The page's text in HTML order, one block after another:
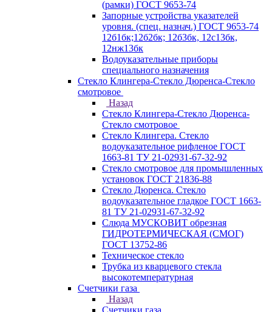
(рамки) ГОСТ 9653-74
Запорные устройства указателей
уровня. (спец. назнач.) ГОСТ 9653-74
12б1бк;12б2бк; 12б3бк, 12с13бк,
12нж13бк
Водоуказательные приборы
специального назначения
Стекло Клингера-Стекло Дюренса-Стекло
смотровое
Назад
Стекло Клингера-Стекло Дюренса-
Стекло смотровое
Стекло Клингера. Стекло
водоуказательное рифленое ГОСТ
1663-81 ТУ 21-02931-67-32-92
Стекло смотровое для промышленных
установок ГОСТ 21836-88
Стекло Дюренса. Стекло
водоуказательное гладкое ГОСТ 1663-
81 ТУ 21-02931-67-32-92
Слюда МУСКОВИТ обрезная
ГИДРОТЕРМИЧЕСКАЯ (СМОГ)
ГОСТ 13752-86
Техническое стекло
Трубка из кварцевого стекла
высокотемпературная
Счетчики газа
Назад
Счетчики газа